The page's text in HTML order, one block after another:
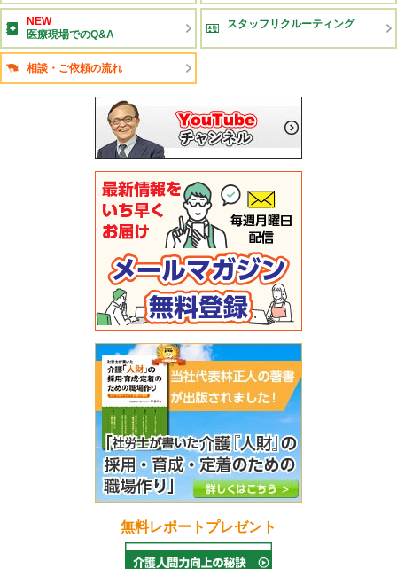
NEW
医療現場でのQ&A
スタッフリクルーティング
相談・ご依頼の流れ
無料レポートプレゼント